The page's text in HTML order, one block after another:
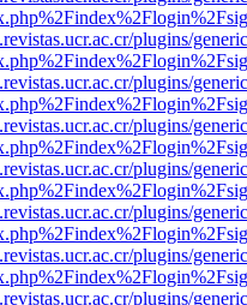
plugins/
plugins/
plugins/
plugins/
plugins/
plugins/
plugins/